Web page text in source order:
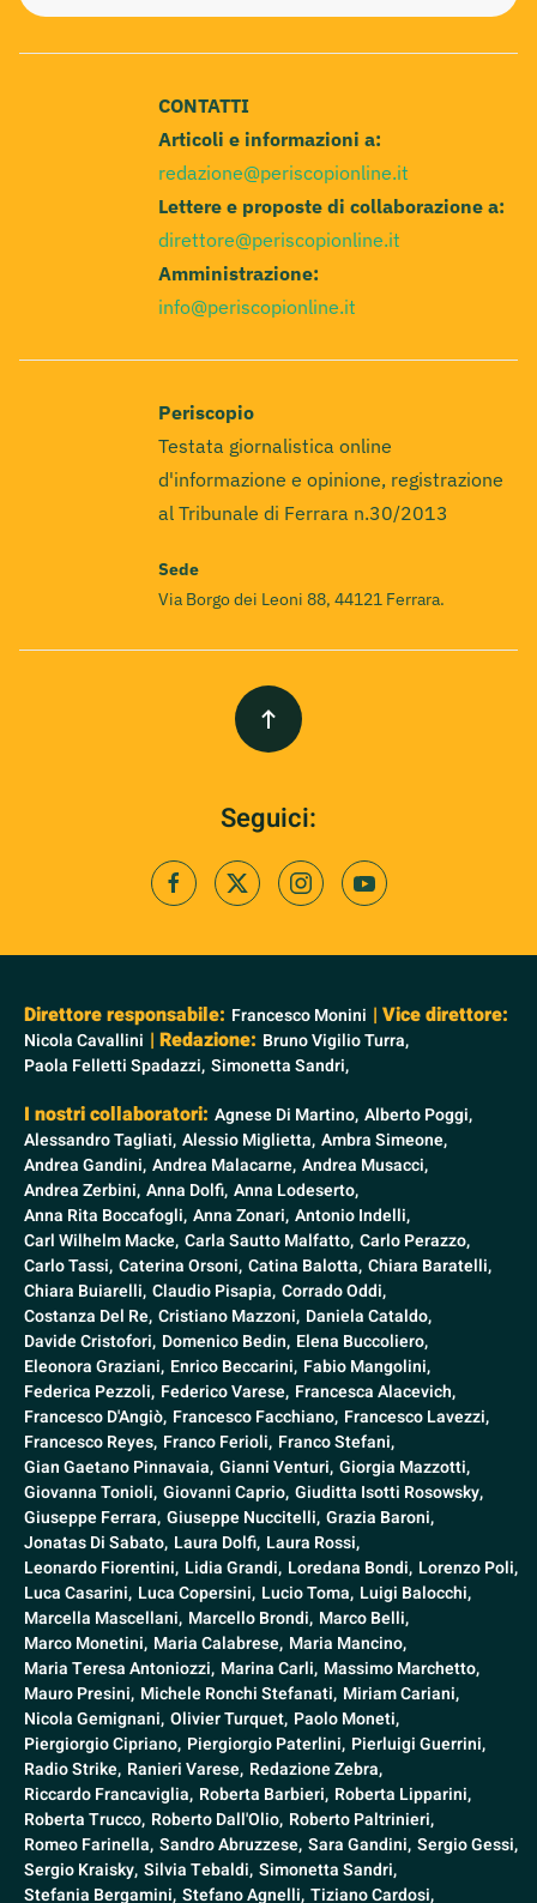
CONTATTI
Articoli e informazioni a:
redazione@periscopionline.it
Lettere e proposte di collaborazione a:
direttore@periscopionline.it
Amministrazione:
info@periscopionline.it
Periscopio
Testata giornalistica online
d'informazione e opinione, registrazione
al Tribunale di Ferrara n.30/2013
Sede
Via Borgo dei Leoni 88, 44121 Ferrara.
Seguici:
Direttore responsabile: Francesco Monini | Vice direttore:
Nicola Cavallini | Redazione: Bruno Vigilio Turra,
Paola Felletti Spadazzi, Simonetta Sandri,
I nostri collaboratori: Agnese Di Martino, Alberto Poggi,
Alessandro Tagliati, Alessio Miglietta, Ambra Simeone,
Andrea Gandini, Andrea Malacarne, Andrea Musacci,
Andrea Zerbini, Anna Dolfi, Anna Lodeserto,
Anna Rita Boccafogli, Anna Zonari, Antonio Indelli,
Carl Wilhelm Macke, Carla Sautto Malfatto, Carlo Perazzo,
Carlo Tassi, Caterina Orsoni, Catina Balotta, Chiara Baratelli,
Chiara Buiarelli, Claudio Pisapia, Corrado Oddi,
Costanza Del Re, Cristiano Mazzoni, Daniela Cataldo,
Davide Cristofori, Domenico Bedin, Elena Buccoliero,
Eleonora Graziani, Enrico Beccarini, Fabio Mangolini,
Federica Pezzoli, Federico Varese, Francesca Alacevich,
Francesco D'Angiò, Francesco Facchiano, Francesco Lavezzi,
Francesco Reyes, Franco Ferioli, Franco Stefani,
Gian Gaetano Pinnavaia, Gianni Venturi, Giorgia Mazzotti,
Giovanna Tonioli, Giovanni Caprio, Giuditta Isotti Rosowsky,
Giuseppe Ferrara, Giuseppe Nuccitelli, Grazia Baroni,
Jonatas Di Sabato, Laura Dolfi, Laura Rossi,
Leonardo Fiorentini, Lidia Grandi, Loredana Bondi, Lorenzo Poli,
Luca Casarini, Luca Copersini, Lucio Toma, Luigi Balocchi,
Marcella Mascellani, Marcello Brondi, Marco Belli,
Marco Monetini, Maria Calabrese, Maria Mancino,
Maria Teresa Antoniozzi, Marina Carli, Massimo Marchetto,
Mauro Presini, Michele Ronchi Stefanati, Miriam Cariani,
Nicola Gemignani, Olivier Turquet, Paolo Moneti,
Piergiorgio Cipriano, Piergiorgio Paterlini, Pierluigi Guerrini,
Radio Strike, Ranieri Varese, Redazione Zebra,
Riccardo Francaviglia, Roberta Barbieri, Roberta Lipparini,
Roberta Trucco, Roberto Dall'Olio, Roberto Paltrinieri,
Romeo Farinella, Sandro Abruzzese, Sara Gandini, Sergio Gessi,
Sergio Kraisky, Silvia Tebaldi, Simonetta Sandri,
Stefania Bergamini, Stefano Agnelli, Tiziano Cardosi,